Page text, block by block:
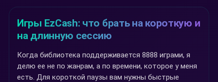
Игры EzCash: что брать на короткую и
на длинную сессию
Когда библиотека поддерживается 8888 играми, я
делю ее не по жанрам, а по времени, которое у меня
есть. Для короткой паузы вам нужны быстрые